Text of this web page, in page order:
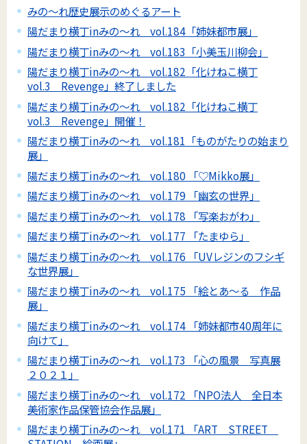
みの～れ歴史展示のめぐるアート
陽だまり横丁inみの～れ vol.184「姉妹都市展」
陽だまり横丁inみの～れ vol.183「小美玉川柳会」
陽だまり横丁inみの～れ vol.182「化けねこ横丁
vol.3 Revenge」終了しました
陽だまり横丁inみの～れ vol.182「化けねこ横丁
vol.3 Revenge」開催！
陽だまり横丁inみの～れ vol.181「ものがたりの始まり
展」
陽だまり横丁inみの～れ vol.180 「♡Mikko展」
陽だまり横丁inみの～れ vol.179 「幽玄の世界」
陽だまり横丁inみの～れ vol.178 「写楽おがわ」
陽だまり横丁inみの～れ vol.177 「たまゆら」
陽だまり横丁inみの～れ vol.176 「UVレジンのフシギ
な世界展」
陽だまり横丁inみの～れ vol.175 「絵とあ～る 作品
展」
陽だまり横丁inみの～れ vol.174 「姉妹都市40周年に
向けて」
陽だまり横丁inみの～れ vol.173 「心の風景 写真展
２０２１」
陽だまり横丁inみの～れ vol.172 「NPO法人 全日本
美術家作品保管協会作品展」
陽だまり横丁inみの～れ vol.171 「ART STREET